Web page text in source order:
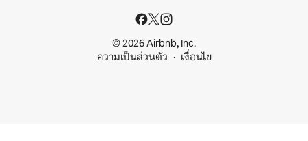
© 2026 Airbnb, Inc.
ความเป็นส่วนตัว
เงื่อนไข